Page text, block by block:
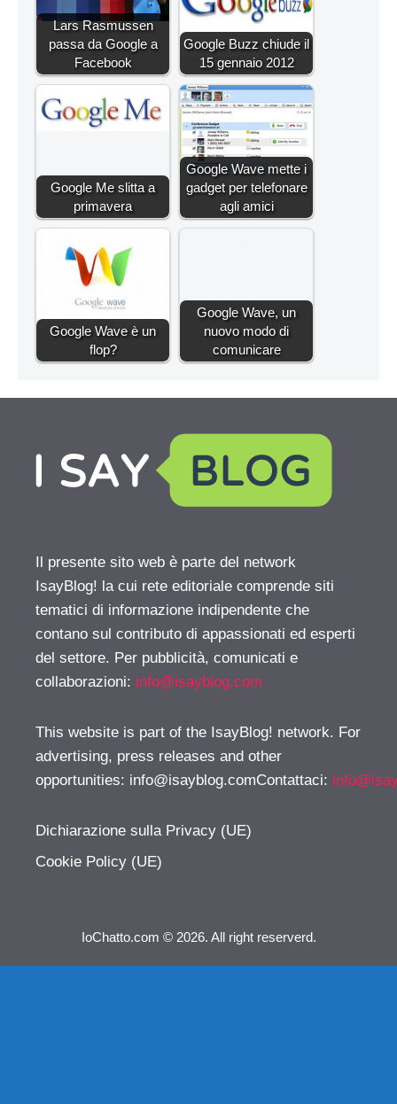
Lars Rasmussen
passa da Google a
Facebook
Google Buzz chiude il
15 gennaio 2012
Google Me slitta a
primavera
Google Wave mette i
gadget per telefonare
agli amici
Google Wave è un
flop?
Google Wave, un
nuovo modo di
comunicare
Il presente sito web è parte del network
IsayBlog! la cui rete editoriale comprende siti
tematici di informazione indipendente che
contano sul contributo di appassionati ed esperti
del settore. Per pubblicità, comunicati e
collaborazioni: info@isayblog.com
This website is part of the IsayBlog! network. For
advertising, press releases and other
opportunities: info@isayblog.comContattaci:
Dichiarazione sulla Privacy (UE)
Cookie Policy (UE)
IoChatto.com © 2026. All right reserverd.